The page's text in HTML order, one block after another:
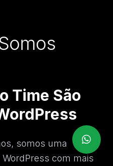
Time São
somos uma
com mais